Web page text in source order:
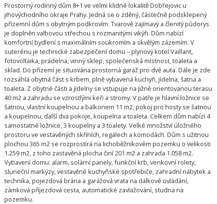
Prostorný rodinný dům 8+1 ve velmi klidné lokalitě Dobřejovic u
jihovýchodního okraje Prahy. Jedná se o zděný, částečně podsklepený
přízemní dům s obytným podkrovím. Tvarově zajímavý a členitý půdorys
je doplněn valbovou střechou s rozmanitými vikýři. Dům nabízí
komfortní bydlení s maximálním soukromím a skvělým zázemím. V
suterénu je technické zabezpečení domu – plynový kotel Vaillant,
fotovoltaika, prádelna, vinný sklep, společenská místnost, toaleta a
sklad. Do přízemí je situována prostorná garáž pro dvě auta. Dále je zde
rozsáhlá obytná část s krbem, plně vybavená kuchyň, jídelna, šatna a
toaleta. Z obytné části a jídelny se vstupuje na jižně orientovanou terasu
40 m2 a zahradu se vzrostlými keři a stromy. V patře je hlavní ložnice se
šatnou, vlastní koupelnou a balkonem 11 m2, pokoj pro hosty se šatnou
a koupelnou, další dva pokoje, koupelna a toaleta. Celkem dům nabízí 4
samostatné ložnice, 3 koupelny a 3 toalety. Velké množství úložného
prostoru ve vestavěných skříních, regálech a komodách. Dům s užitnou
plochou 365 m2 se rozprostírá na lichoběžníkovém pozemku o velikosti
1.259 m2, z toho zastavěná plocha činí 201 m2 a zahrada 1.058 m2.
Vybavení domu: alarm, solární panely, funkční krb, venkovní rolety,
sluneční markýzy, vestavěné kuchyňské spotřebiče, zahradní nábytek a
technika, pojezdová brána a garážová vrata na dálkové ovládání,
zámková příjezdová cesta, automatické zavlažování, studna na
pozemku.